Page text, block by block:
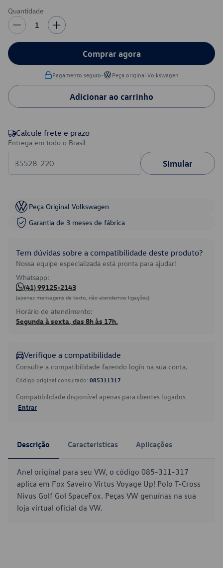
Quantidade
1
Comprar agora
Pagamento seguro• Peça original Volkswagen
Adicionar ao carrinho
Calcule frete e prazo
Entrega em todo o Brasil
Simular
Peça Original Volkswagen
Garantia de 3 meses de fábrica
Tem dúvidas sobre a compatibilidade deste produto?
Nossa equipe especializada está pronta para ajudar!
Whatsapp:
(41) 99125-2143
(apenas mensagens de texto, não atendemos ligações)
Horário de atendimento:
Segunda à sexta, das 8h às 17h.
Verifique a compatibilidade
Consulte a compatibilidade fazendo login na sua conta.
Código original consultado: 085311317
Compatibilidade disponível apenas para clientes logados.
Entrar
Descrição Características Aplicações
Anel original para seu VW, o código 085-311-317
aplica em Fox Saveiro Virtus Voyage Up! Polo T-Cross
Nivus Golf Gol SpaceFox. Peças VW genuínas na sua
loja virtual oficial da VW.